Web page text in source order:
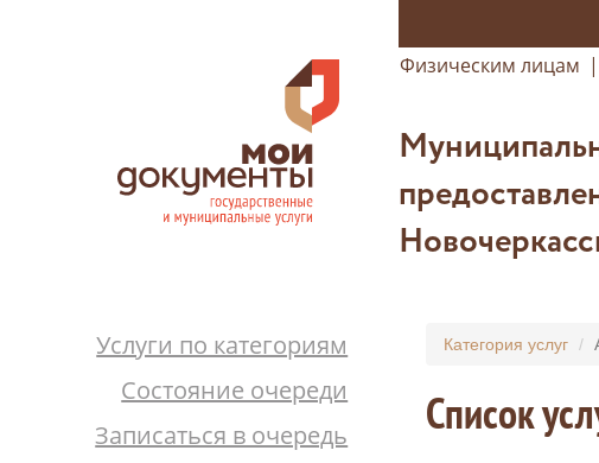
Физическим лицам |
Услуги по категориям
Состояние очереди
Записаться в очередь
Категория услуг
Список